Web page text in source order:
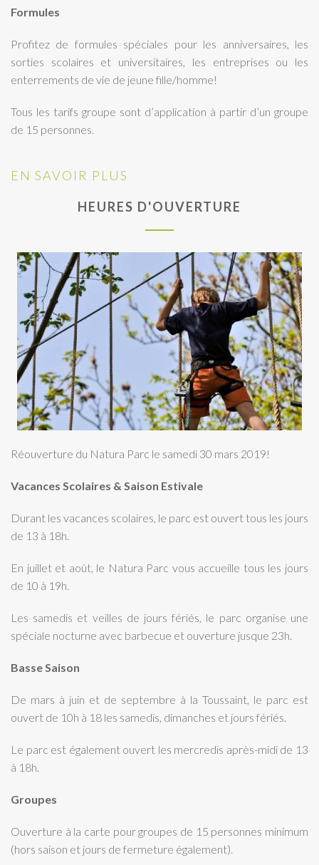
Formules
Profitez de formules spéciales pour les anniversaires, les
sorties scolaires et universitaires, les entreprises ou les
enterrements de vie de jeune fille/homme!
Tous les tarifs groupe sont d’application à partir d’un groupe
de 15 personnes.
EN SAVOIR PLUS
HEURES D'OUVERTURE
Réouverture du Natura Parc le samedi 30 mars 2019!
Vacances Scolaires & Saison Estivale
Durant les vacances scolaires, le parc est ouvert tous les jours
de 13 à 18h.
En juillet et août, le Natura Parc vous accueille tous les jours
de 10 à 19h.
Les samedis et veilles de jours fériés, le parc organise une
spéciale nocturne avec barbecue et ouverture jusque 23h.
Basse Saison
De mars à juin et de septembre à la Toussaint, le parc est
ouvert de 10h à 18 les samedis, dimanches et jours fériés.
Le parc est également ouvert les mercredis après-midi de 13
à 18h.
Groupes
Ouverture à la carte pour groupes de 15 personnes minimum
(hors saison et jours de fermeture également).